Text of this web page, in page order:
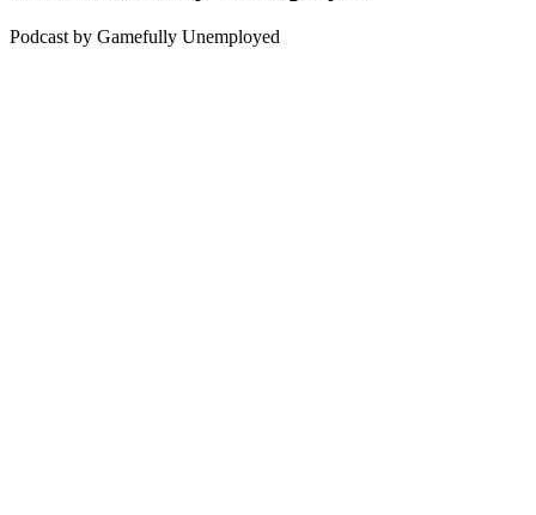
Podcast by Gamefully Unemployed